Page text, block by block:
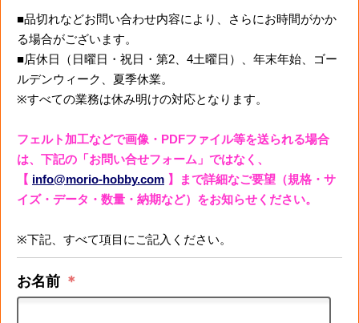
■品切れなどお問い合わせ内容により、さらにお時間がかか
る場合がございます。
■店休日（日曜日・祝日・第2、4土曜日）、年末年始、ゴー
ルデンウィーク、夏季休業。
※すべての業務は休み明けの対応となります。
フェルト加工などで画像・PDFファイル等を送られる場合
は、下記の「お問い合せフォーム」ではなく、
【 info@morio-hobby.com 】まで詳細なご要望（規格・サ
イズ・データ・数量・納期など）をお知らせください。
※下記、すべて項目にご記入ください。
お名前 ＊